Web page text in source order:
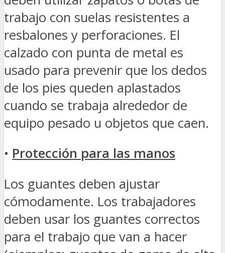
trabajo con suelas resistentes a
resbalones y perforaciones. El
calzado con punta de metal es
usado para prevenir que los dedos
de los pies queden aplastados
cuando se trabaja alrededor de
equipo pesado u objetos que caen.
• Protección para las manos
Los guantes deben ajustar
cómodamente. Los trabajadores
deben usar los guantes correctos
para el trabajo que van a hacer